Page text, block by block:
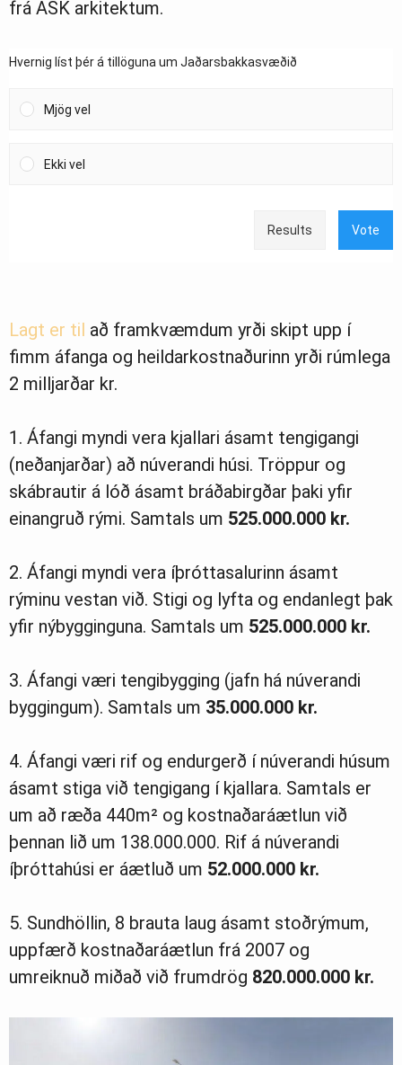
frá ASK arkitektum.
Hvernig líst þér á tillöguna um Jaðarsbakkasvæðið
Mjög vel
Ekki vel
Results Vote
Lagt er til að framkvæmdum yrði skipt upp í
fimm áfanga og heildarkostnaðurinn yrði rúmlega
2 milljarðar kr.
1. Áfangi myndi vera kjallari ásamt tengigangi
(neðanjarðar) að núverandi húsi. Tröppur og
skábrautir á lóð ásamt bráðabirgðar þaki yfir
einangruð rými. Samtals um 525.000.000 kr.
2. Áfangi myndi vera íþróttasalurinn ásamt
rýminu vestan við. Stigi og lyfta og endanlegt þak
yfir nýbygginguna. Samtals um 525.000.000 kr.
3. Áfangi væri tengibygging (jafn há núverandi
byggingum). Samtals um 35.000.000 kr.
4. Áfangi væri rif og endurgerð í núverandi húsum
ásamt stiga við tengigang í kjallara. Samtals er
um að ræða 440m² og kostnaðaráætlun við
þennan lið um 138.000.000. Rif á núverandi
íþróttahúsi er áætluð um 52.000.000 kr.
5. Sundhöllin, 8 brauta laug ásamt stoðrýmum,
uppfærð kostnaðaráætlun frá 2007 og
umreiknuð miðað við frumdrög 820.000.000 kr.